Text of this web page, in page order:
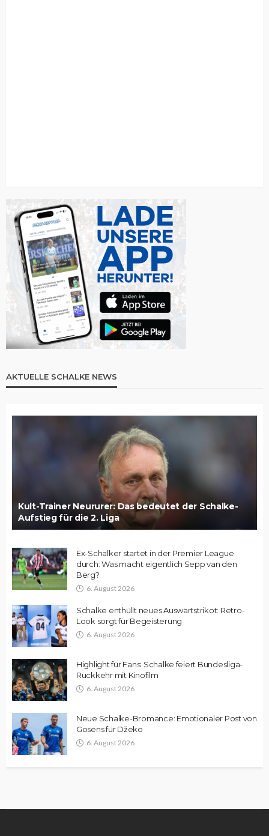
AKTUELLE SCHALKE NEWS
Kult-Trainer Neururer: Das bedeutet der Schalke-
Aufstieg für die 2. Liga
Ex-Schalker startet in der Premier League
durch: Was macht eigentlich Sepp van den
Berg?
6. August 2026
Schalke enthüllt neues Auswärtstrikot: Retro-
Look sorgt für Begeisterung
6. August 2026
Highlight für Fans: Schalke feiert Bundesliga-
Rückkehr mit Kinofilm
6. August 2026
Neue Schalke-Bromance: Emotionaler Post von
Gosens für Džeko
6. August 2026